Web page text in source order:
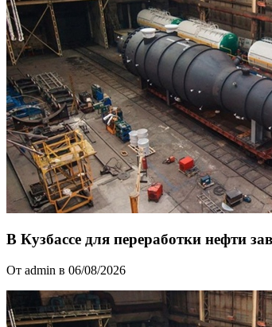
В Кузбассе для переработки нефти
От admin в 06/08/2026